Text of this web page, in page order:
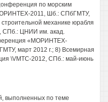
по морским
2011, Шб.: СПбГМТУ,
механике юрабля
СПб.: ЦНИИ им. акад.
«МОРИНТЕХ-
март 2012 г.; 8) Всемирная
\VMTC-2012, СПб.: май-июнь
выполненных по теме